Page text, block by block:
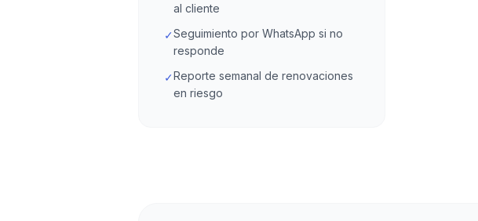
al cliente
✓Seguimiento por WhatsApp si no
responde
✓Reporte semanal de renovaciones
en riesgo